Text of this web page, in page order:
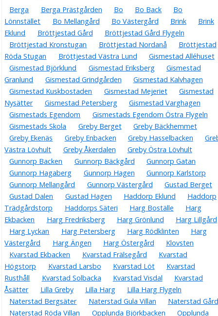
Berga Berga Prästgården Bo Bo Back
Bo
Lönnstället
Bo Mellangård Bo Västergård Brink
Brink
Eklund
Bröttjestad Gård
Bröttjestad Gård Flygeln
Bröttjestad Kronstugan
Bröttjestad Nordanå
Bröttjestad
Röda Stugan
Bröttjestad Västra Lund
Gismestad Alléhuset
Gismestad Björklund
Gismestad Eriksberg
Gismestad
Granlund
Gismestad Grindgården
Gismestad Kalvhagen
Gismestad Kuskbostaden
Gismestad Mejeriet
Gismestad
Nysätter
Gismestad Petersberg
Gismestad Varghagen
Gismestads Egendom
Gismestads Egendom Östra Flygeln
Gismestads Skola
Greby Berget
Greby Bäckhemmet
Greby Ekenäs
Greby Enbacken Greby Hasselbacken
Västra Lövhult
Greby Åkerdalen
Greby Östra Lövhult
Gunnorp Backen
Gunnorp Bäckgård
Gunnorp Gatan
Gunnorp Hagaberg
Gunnorp Hagen
Gunnorp Karlstorp
Gunnorp Mellangård
Gunnorp Västergård
Gustad Berget
Gustad Dalen
Gustad Hagen Haddorp Eklund
Haddorp
Trädgårdstorp
Haddorps Säteri Harg Boställe
Harg
Ekbacken
Harg Fredriksberg Harg Grönlund
Harg Lillgård
Harg Lyckan
Harg Petersberg Harg Rödklinten
Harg
Västergård
Harg Ängen Harg Östergård
Klovsten
Kvarstad Ekbacken
Kvarstad Frälsegård
Kvarstad
Högstorp
Kvarstad Larsbo Kvarstad Löt
Kvarstad
Rusthåll
Kvarstad Solbacka Kvarstad Visdal
Kvarstad
Åsätter
Lilla Greby Lilla Harg
Lilla Harg Flygeln
Naterstad Bergsäter
Naterstad Gula Villan
Naterstad Gård
Naterstad Röda Villan
Opplunda Björkbacken Opplunda